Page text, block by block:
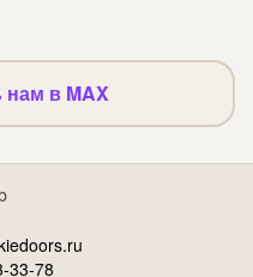
нам в MAX
33-78